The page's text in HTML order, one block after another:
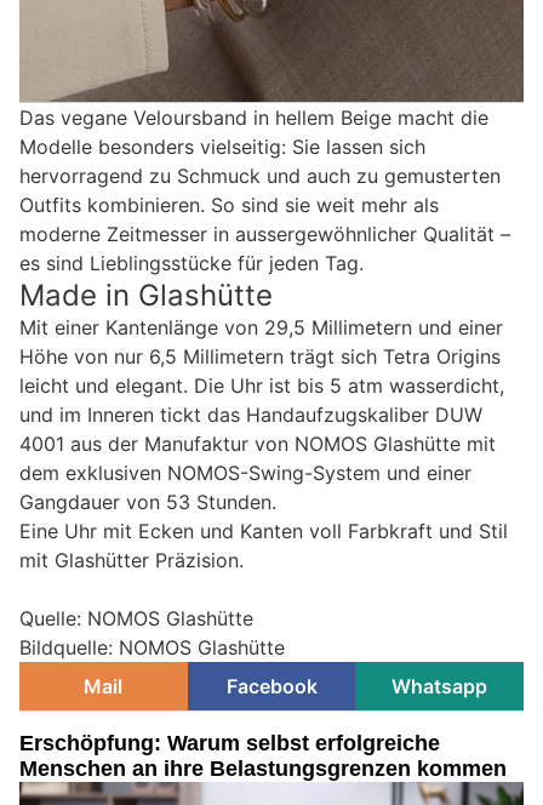
Das vegane Veloursband in hellem Beige macht die
Modelle besonders vielseitig: Sie lassen sich
hervorragend zu Schmuck und auch zu gemusterten
Outfits kombinieren. So sind sie weit mehr als
moderne Zeitmesser in aussergewöhnlicher Qualität –
es sind Lieblingsstücke für jeden Tag.
Made in Glashütte
Mit einer Kantenlänge von 29,5 Millimetern und einer
Höhe von nur 6,5 Millimetern trägt sich Tetra Origins
leicht und elegant. Die Uhr ist bis 5 atm wasserdicht,
und im Inneren tickt das Handaufzugskaliber DUW
4001 aus der Manufaktur von NOMOS Glashütte mit
dem exklusiven NOMOS-Swing-System und einer
Gangdauer von 53 Stunden.
Eine Uhr mit Ecken und Kanten voll Farbkraft und Stil
mit Glashütter Präzision.
Quelle: NOMOS Glashütte
Bildquelle: NOMOS Glashütte
Mail
Facebook Whatsapp
Erschöpfung: Warum selbst erfolgreiche
Menschen an ihre Belastungsgrenzen kommen